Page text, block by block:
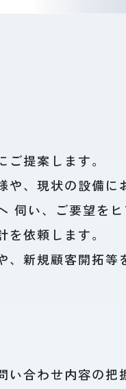
提案します。
や、現状の設備に
伺い、ご要望をヒ
依頼します。
新規顧客開拓等
い合わせ内容の把